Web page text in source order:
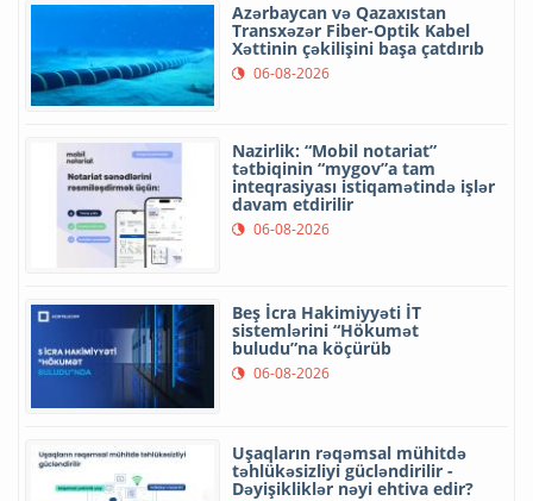
Azərbaycan və Qazaxıstan
Transxəzər Fiber-Optik Kabel
Xəttinin çəkilişini başa çatdırıb
06-08-2026
Nazirlik: “Mobil notariat”
tətbiqinin “mygov”a tam
inteqrasiyası istiqamətində işlər
davam etdirilir
06-08-2026
Beş İcra Hakimiyyəti İT
sistemlərini “Hökumət
buludu”na köçürüb
06-08-2026
Uşaqların rəqəmsal mühitdə
təhlükəsizliyi gücləndirilir -
Dəyişikliklər nəyi ehtiva edir?